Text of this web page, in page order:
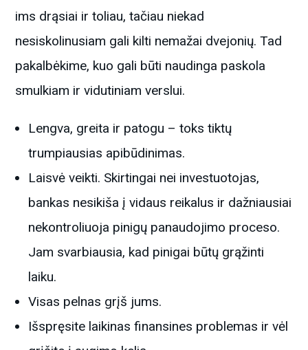
ims drąsiai ir toliau, tačiau niekad
nesiskolinusiam gali kilti nemažai dvejonių. Tad
pakalbėkime, kuo gali būti naudinga paskola
smulkiam ir vidutiniam verslui.
Lengva, greita ir patogu – toks tiktų
trumpiausias apibūdinimas.
Laisvė veikti. Skirtingai nei investuotojas,
bankas nesikiša į vidaus reikalus ir dažniausiai
nekontroliuoja pinigų panaudojimo proceso.
Jam svarbiausia, kad pinigai būtų grąžinti
laiku.
Visas pelnas grįš jums.
Išspręsite laikinas finansines problemas ir vėl